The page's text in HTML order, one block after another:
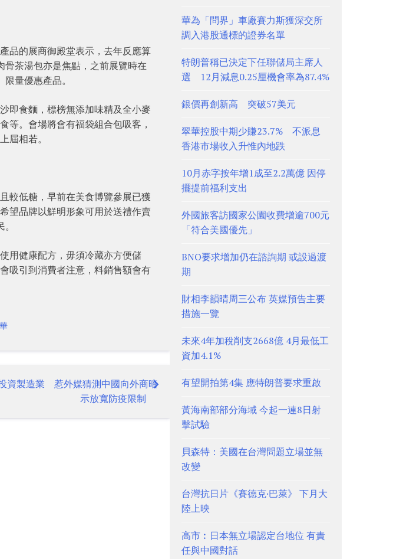
品的展商御殿堂表示，去年反應算
茶湯包亦是焦點，之前展覽時在
量優惠產品。
即食麵，標榜無添加味精及全小麥
等。會場將會有福袋組合包吸客，
屆相若。
較低糖，早前在美食博覽參展已獲
望品牌以鮮明形象可用於送禮作賣
用健康配方，毋須冷藏亦方便儲
吸引到消費者注意，料銷售額會有
資製造業 惹外媒猜測中國向外商暗
示放寬防疫限制
華為「問界」車廠賽力斯獲深交所
調入港股通標的證券名單
特朗普稱已決定下任聯儲局主席人
選 12月減息0.25厘機會率為87.4%
銀價再創新高 突破57美元
翠華控股中期少賺23.7% 不派息
香港市場收入升惟內地跌
10月赤字按年增1成至2.2萬億 因停
擺提前福利支出
外國旅客訪國家公園收費增逾700元
「符合美國優先」
BNO要求增加仍在諮詢期 或設過渡
期
財相李韻晴周三公布 英媒預告主要
措施一覽
未來4年加稅削支2668億 4月最低工
資加4.1%
有望開拍第4集 應特朗普要求重啟
黃海南部部分海域 今起一連8日射
擊試驗
貝森特：美國在台灣問題立場並無
改變
台灣抗日片《賽德克·巴萊》 下月大
陸上映
高市︰日本無立場認定台地位 有責
任與中國對話